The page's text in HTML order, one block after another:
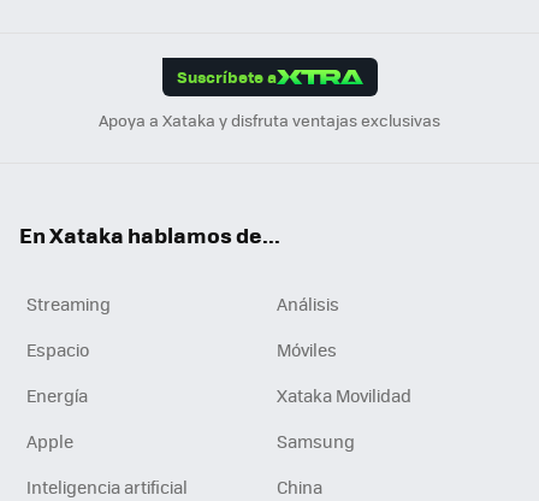
Suscríbete a
Apoya a Xataka y disfruta ventajas exclusivas
En Xataka hablamos de...
Streaming
Análisis
Espacio
Móviles
Energía
Xataka Movilidad
Apple
Samsung
Inteligencia artificial
China